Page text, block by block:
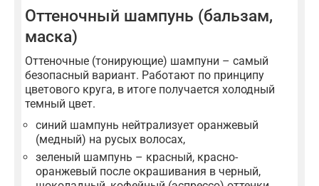
Оттеночный шампунь (бальзам,
маска)
Оттеночные (тонирующие) шампуни – самый
безопасный вариант. Работают по принципу
цветового круга, в итоге получается холодный
темный цвет.
синий шампунь нейтрализует оранжевый
(медный) на русых волосах,
зеленый шампунь – красный, красно-
оранжевый после окрашивания в черный,